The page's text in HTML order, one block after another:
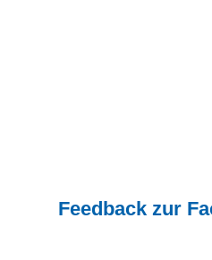
Feedback zur